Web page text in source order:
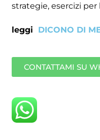
strategie, esercizi
leggi DICONO DI
CONTATTAMI SU